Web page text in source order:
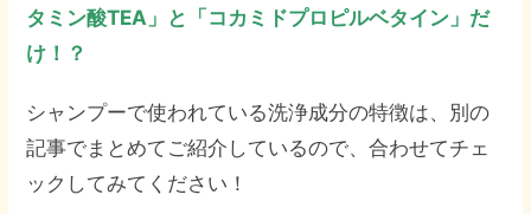
タミン酸TEA」と「コカミドプロピルベタイン」だ
け！？
シャンプーで使われている洗浄成分の特徴は、別の
記事でまとめてご紹介しているので、合わせてチェ
ックしてみてください！